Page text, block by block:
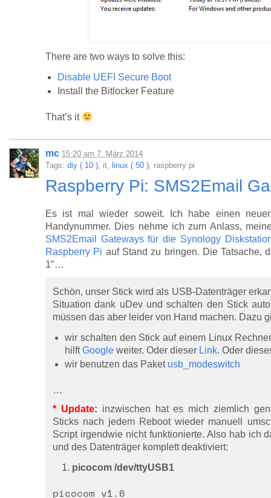
There are two ways to solve this:
Disable UEFI Secure Boot
Install the Bitlocker Feature
That’s it
mc 15:20 am 7. März 2014
Tags: diy ( 10 ) , it, linux ( 50 ) , raspberry pi
Raspberry Pi: SMS2Email
Es ist mal wieder soweit. Ich habe einen
Handynummer. Dies nehme ich zum Anlass,
SMS2Email Gateways für die Synology
Raspberry Pi auf Stand zu bringen. Die Tatsache,
1″…
Schön, unser Stick wird als USB-Datenträger
Situation dank uDev und schalten den Stick
müssen das aber leider von Hand machen. Dazu
wir schalten den Stick auf einem Linux
hilftGoogle weiter. Oder dieser Link. Oder
wir benutzen das Paket usb_modeswitch
…
* Update: inzwischen hat es mich ziemlich
Sticks nach jedem Reboot wieder manuell
Script irgendwie nicht funktionierte. Also hab ich
und des Datenträger komplett deaktiviert:
picocom /dev/ttyUSB1
picocom v1.6